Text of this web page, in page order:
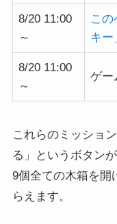
8/20 11:00
～
こ
キー
8/20 11:00
～
ゲー
これらのミッショ
る」というボタン
9個全ての木箱を開
らえます。